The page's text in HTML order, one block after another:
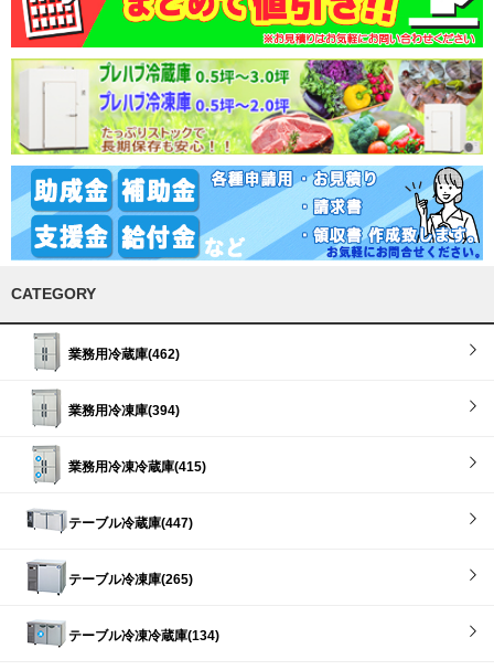
CATEGORY
業務用冷蔵庫(462)
業務用冷凍庫(394)
業務用冷凍冷蔵庫(415)
テーブル冷蔵庫(447)
テーブル冷凍庫(265)
テーブル冷凍冷蔵庫(134)